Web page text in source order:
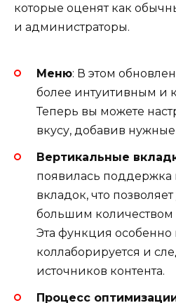
которые оценят как
и администраторы.
Меню: В этом
более интуитивным и
Теперь вы можете
вкусу, добавив
Вертикальные
появилась поддержка
вкладок, что
большим количеством
Эта функция особенно
коллаборируется и
источников контента.
Процесс